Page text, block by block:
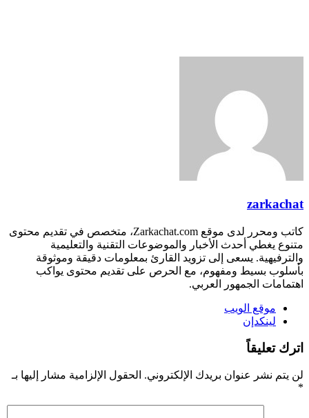
zarkachat
كاتب ومحرر لدى موقع Zarkachat.com، متخصص في تقديم محتوى
متنوع يغطي أحدث الأخبار والموضوعات التقنية والتعليمية
والترفيهية. يسعى إلى تزويد القارئ بمعلومات دقيقة وموثوقة
بأسلوب بسيط ومفهوم، مع الحرص على تقديم محتوى يواكب
اهتمامات الجمهور العربي.
موقع الويب
لينكدإن
اترك تعليقاً
لن يتم نشر عنوان بريدك الإلكتروني. الحقول الإلزامية مشار إليها بـ
*